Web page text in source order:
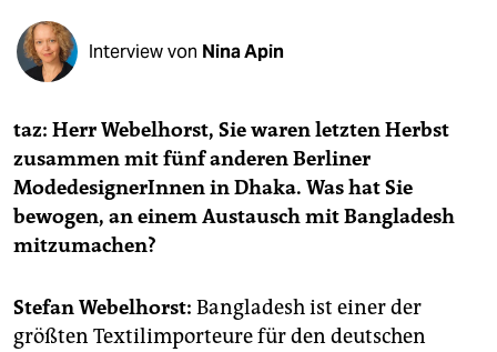
fragen & hilfe
unterstützen
epaper login
Interview von Nina Apin
taz: Herr Webelhorst, Sie waren letzten Herbst
zusammen mit fünf anderen Berliner
ModedesignerInnen in Dhaka. Was hat Sie
bewogen, an einem Austausch mit Bangladesh
mitzumachen?
Stefan Webelhorst: Bangladesh ist einer der
größten Textilimporteure für den deutschen